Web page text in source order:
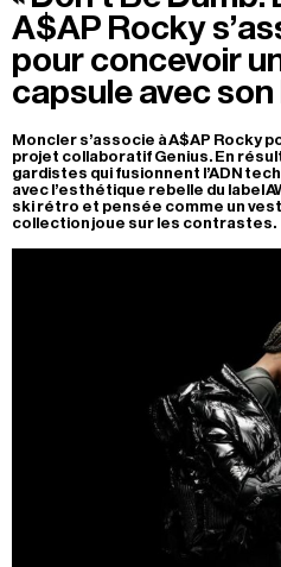
A$AP Rocky
pour concevoir
capsule avec son
Moncler s’associe à A$AP Rocky
projet collaboratif Genius. En
gardistes qui fusionnent l’ADN
avec l’esthétique rebelle du label
ski rétro et pensée comme un
collection joue sur les contrastes.